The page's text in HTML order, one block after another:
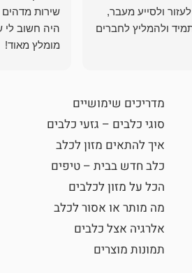
ולסייע מעבר,
ולהמליץ לחברים
מומלץ מאוד!
מדריכים שימושיים
סוגי כלבים – גזעי כלבים
איך להתאים מזון לכלב
כלב חדש בבית – טיפים
הכל על מזון לכלבים
מה מותר או אסור לכלב
אלרגיה אצל כלבים
תמונות מוצרים